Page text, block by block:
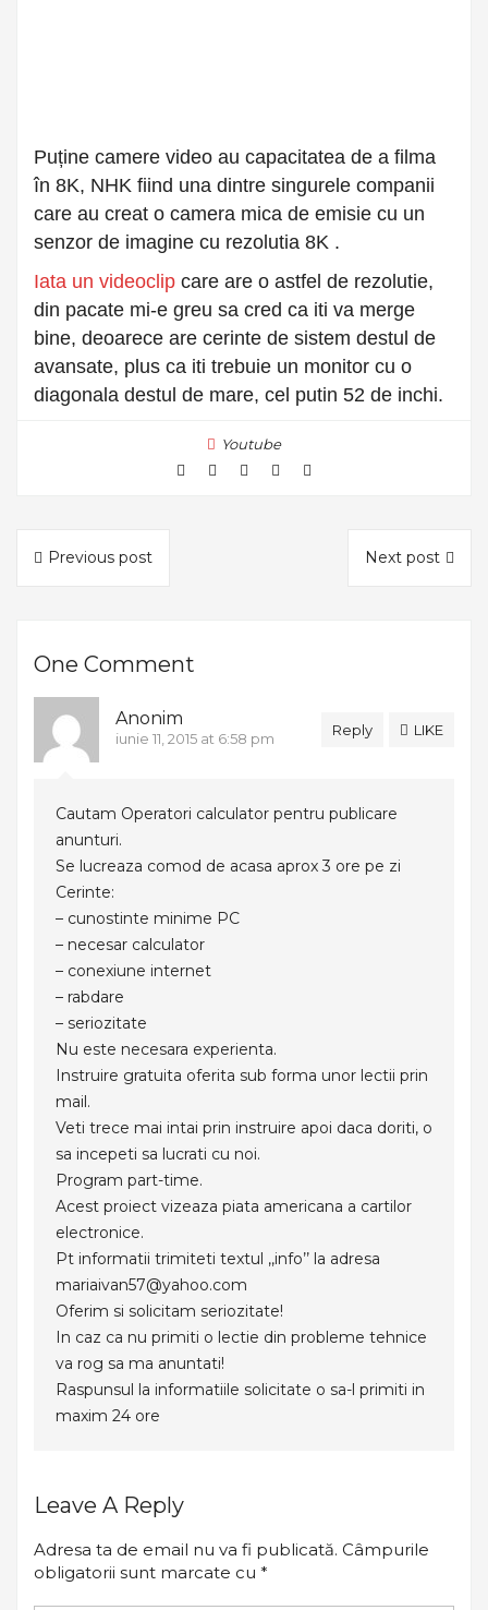
Puține camere video au capacitatea de a filma
în 8K, NHK fiind una dintre singurele companii
care au creat o camera mica de emisie cu un
senzor de imagine cu rezolutia 8K .
Iata un videoclip care are o astfel de rezolutie,
din pacate mi-e greu sa cred ca iti va merge
bine, deoarece are cerinte de sistem destul de
avansate, plus ca iti trebuie un monitor cu o
diagonala destul de mare, cel putin 52 de inchi.
Youtube
Previous post Next post
One Comment
Anonim
iunie 11, 2015 at 6:58 pm Reply LIKE
Cautam Operatori calculator pentru publicare
anunturi.
Se lucreaza comod de acasa aprox 3 ore pe zi
Cerinte:
– cunostinte minime PC
– necesar calculator
– conexiune internet
– rabdare
– seriozitate
Nu este necesara experienta.
Instruire gratuita oferita sub forma unor lectii prin
mail.
Veti trece mai intai prin instruire apoi daca doriti, o
sa incepeti sa lucrati cu noi.
Program part-time.
Acest proiect vizeaza piata americana a cartilor
electronice.
Pt informatii trimiteti textul ,,info’’ la adresa
mariaivan57@yahoo.com
Oferim si solicitam seriozitate!
In caz ca nu primiti o lectie din probleme tehnice
va rog sa ma anuntati!
Raspunsul la informatiile solicitate o sa-l primiti in
maxim 24 ore
Leave A Reply
Adresa ta de email nu va fi publicată. Câmpurile
obligatorii sunt marcate cu *